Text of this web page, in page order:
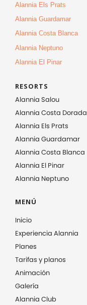
Alannia Els Prats
Alannia Guardamar
Alannia Costa Blanca
Alannia Neptuno
Alannia El Pinar
RESORTS
Alannia Salou
Alannia Costa Dorada
Alannia Els Prats
Alannia Guardamar
Alannia Costa Blanca
Alannia El Pinar
Alannia Neptuno
MENÚ
Inicio
Experiencia Alannia
Planes
Tarifas y planos
Animación
Galería
Alannia Club